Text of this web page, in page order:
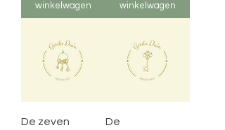
winkelwagen
winkelwagen
De zeven
De